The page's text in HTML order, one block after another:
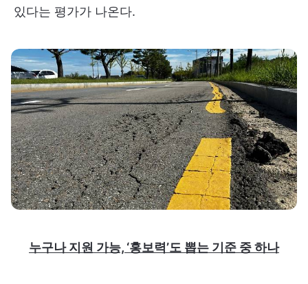
있다는 평가가 나온다.
누구나 지원 가능, ‘홍보력’도 뽑는 기준 중 하나